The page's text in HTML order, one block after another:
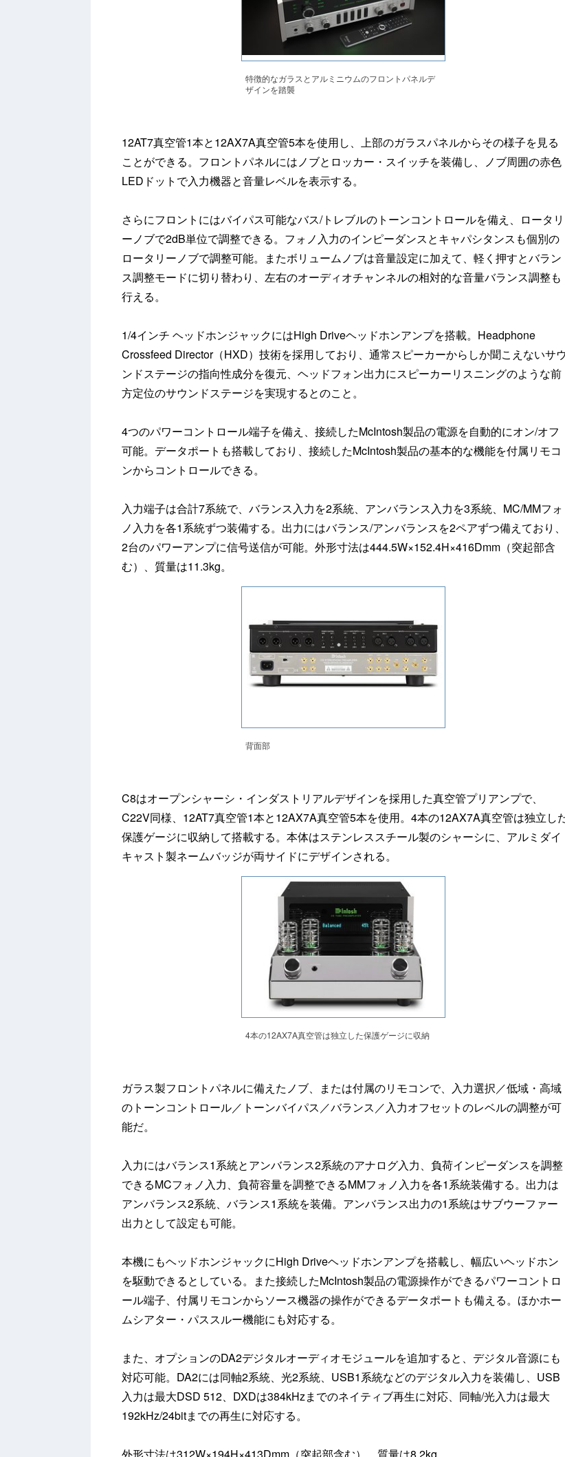
特徴的なガラスとアルミニウムのフロントパネルデ
ザインを踏襲
12AT7真空管1本と12AX7A真空管5本を使用し、上部のガラスパネルからその様子を見る
ことができる。フロントパネルにはノブとロッカー・スイッチを装備し、ノブ周囲の赤色
LEDドットで入力機器と音量レベルを表示する。
さらにフロントにはバイパス可能なバス/トレブルのトーンコントロールを備え、ロータリ
ーノブで2dB単位で調整できる。フォノ入力のインピーダンスとキャパシタンスも個別の
ロータリーノブで調整可能。またボリュームノブは音量設定に加えて、軽く押すとバラン
ス調整モードに切り替わり、左右のオーディオチャンネルの相対的な音量バランス調整も
行える。
1/4インチ ヘッドホンジャックにはHigh Driveヘッドホンアンプを搭載。Headphone
Crossfeed Director（HXD）技術を採用しており、通常スピーカーからしか聞こえないサウ
ンドステージの指向性成分を復元、ヘッドフォン出力にスピーカーリスニングのような前
方定位のサウンドステージを実現するとのこと。
4つのパワーコントロール端子を備え、接続したMcIntosh製品の電源を自動的にオン/オフ
可能。データポートも搭載しており、接続したMcIntosh製品の基本的な機能を付属リモコ
ンからコントロールできる。
入力端子は合計7系統で、バランス入力を2系統、アンバランス入力を3系統、MC/MMフォ
ノ入力を各1系統ずつ装備する。出力にはバランス/アンバランスを2ペアずつ備えており、
2台のパワーアンプに信号送信が可能。外形寸法は444.5W×152.4H×416Dmm（突起部含
む）、質量は11.3kg。
背面部
C8はオープンシャーシ・インダストリアルデザインを採用した真空管プリアンプで、
C22V同様、12AT7真空管1本と12AX7A真空管5本を使用。4本の12AX7A真空管は独立し
保護ゲージに収納して搭載する。本体はステンレススチール製のシャーシに、アルミダイ
キャスト製ネームバッジが両サイドにデザインされる。
4本の12AX7A真空管は独立した保護ゲージに収納
ガラス製フロントパネルに備えたノブ、または付属のリモコンで、入力選択／低域・高域
のトーンコントロール／トーンバイパス／バランス／入力オフセットのレベルの調整が可
能だ。
入力にはバランス1系統とアンバランス2系統のアナログ入力、負荷インピーダンスを調整
できるMCフォノ入力、負荷容量を調整できるMMフォノ入力を各1系統装備する。出力は
アンバランス2系統、バランス1系統を装備。アンバランス出力の1系統はサブウーファー
出力として設定も可能。
本機にもヘッドホンジャックにHigh Driveヘッドホンアンプを搭載し、幅広いヘッドホン
を駆動できるとしている。また接続したMcIntosh製品の電源操作ができるパワーコントロ
ール端子、付属リモコンからソース機器の操作ができるデータポートも備える。ほかホー
ムシアター・パススルー機能にも対応する。
また、オプションのDA2デジタルオーディオモジュールを追加すると、デジタル音源にも
対応可能。DA2には同軸2系統、光2系統、USB1系統などのデジタル入力を装備し、USB
入力は最大DSD 512、DXDは384kHzまでのネイティブ再生に対応、同軸/光入力は最大
192kHz/24bitまでの再生に対応する。
外形寸法は312W×194H×413Dmm（突起部含む）、質量は8.2kg。